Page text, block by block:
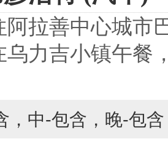
阿拉善中心城市
乌力吉小镇午餐
，中-包含，晚-包